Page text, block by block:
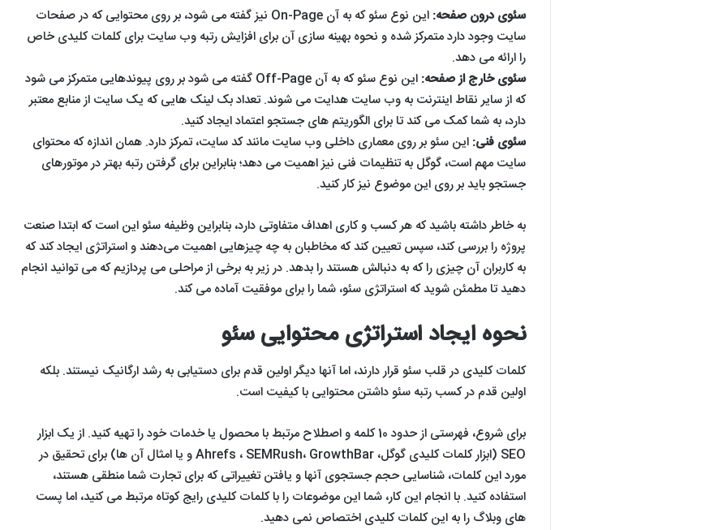
سئوی درون صفحه:
این نوع سئو که به آن On-Page نیز گفته می شود، بر روی محتوایی که در صفحات
سایت وجود دارد متمرکز شده و نحوه بهینه سازی آن برای افزایش رتبه وب سایت برای کلمات کلیدی خاص
را ارائه می دهد.
سئوی خارج از صفحه:
این نوع سئو که به آن Off-Page گفته می شود بر روی پیوندهایی متمرکز می شود
که از سایر نقاط اینترنت به وب سایت هدایت می شوند. تعداد بک لینک هایی که یک سایت از منابع معتبر
دارد، به شما کمک می کند تا برای الگوریتم های جستجو اعتماد ایجاد کنید.
سئوی فنی: این سئو بر روی معماری داخلی وب سایت مانند کد سایت، تمرکز دارد. همان اندازه که محتوای
سایت مهم است، گوگل به تنظیمات فنی نیز اهمیت می دهد؛ بنابراین برای گرفتن رتبه بهتر در موتورهای
جستجو باید بر روی این موضوع نیز کار کنید.
به خاطر داشته باشید که هر کسب و کاری اهداف متفاوتی دارد، بنابراین وظیفه سئو این است که ابتدا صنعت
پروژه را بررسی کند، سپس تعیین کند که مخاطبان به چه چیزهایی اهمیت می‌دهند و استراتژی‌ ایجاد کند که
به کاربران آن چیزی را که به دنبالش هستند را بدهد. در زیر به برخی از مراحلی می پردازیم که می توانید انجام
دهید تا مطمئن شوید که استراتژی سئو، شما را برای موفقیت آماده می کند.
نحوه ایجاد استراتژی محتوایی سئو
کلمات کلیدی در قلب سئو قرار دارند، اما آنها دیگر اولین قدم برای دستیابی به رشد ارگانیک نیستند. بلکه
اولین قدم در کسب رتبه سئو داشتن محتوایی با کیفیت است.
برای شروع، فهرستی از حدود 10 کلمه و اصطلاح مرتبط با محصول یا خدمات خود را تهیه کنید. از یک ابزار
SEO (ابزار کلمات کلیدی گوگل، Ahrefs ، SEMRush، GrowthBar و یا امثال آن ها) برای تحقیق در
مورد این کلمات، شناسایی حجم جستجوی آنها و یافتن تغییراتی که برای تجارت شما منطقی هستند،
استفاده کنید. با انجام این کار، شما این موضوعات را با کلمات کلیدی رایج کوتاه مرتبط می کنید، اما پست
های وبلاگ را به این کلمات کلیدی اختصاص نمی دهید.
لینوکس
با
VMware
1403/05/01
آموزش نصب
لینوکس با
VMware
از
بهترین
وب
ها
برای
و
امنیت
1402/11/17
معرفی 10مورد از
بهترین وب
سایت ها برای
تمرین هک و
توسط
ایرانی